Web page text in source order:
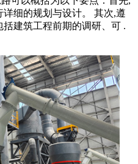
细的规划与设计。 其次,遵
建筑工程前期的调研、可 .